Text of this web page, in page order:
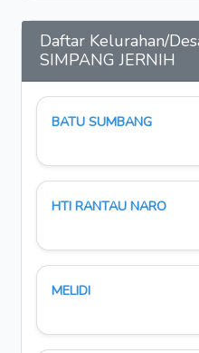
Daftar Kelurahan/
SIMPANG JERNIH
BATU SUMBANG
HTI RANTAU NARO
MELIDI